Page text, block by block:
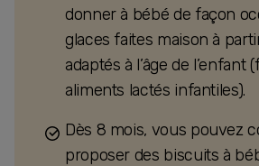
donner à bébé de façon
glaces faites maison à
adaptés à l’âge de l’enfant
aliments lactés infantiles).
Dès 8 mois, vous pouvez
proposer des biscuits à